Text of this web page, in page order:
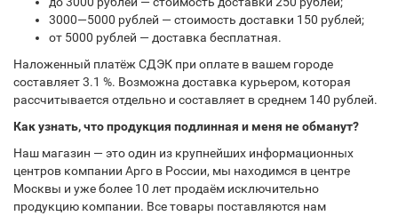
3000—5000 рублей — стоимость доставки 150 рублей;
от 5000 рублей — доставка бесплатная.
Наложенный платёж СДЭК при оплате в вашем городе
составляет 3.1 %. Возможна доставка курьером, которая
рассчитывается отдельно и составляет в среднем 140 рублей.
Как узнать, что продукция подлинная и меня не обманут?
Наш магазин — это один из крупнейших информационных
центров компании Арго в России, мы находимся в центре
Москвы и уже более 10 лет продаём исключительно
продукцию компании. Все товары поставляются нам